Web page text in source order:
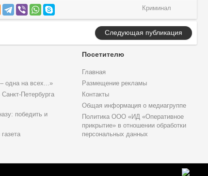
Криминал
Следующая публикация
одна на всех...»
Санкт-Петербурга
победить и
Посетителю
Главная
Размещение рекламы
Контакты
Общая информация о медиагруппе
Политика ООО «ИД «Оперативное
прикрытие» в отношении обработки
персональных данных